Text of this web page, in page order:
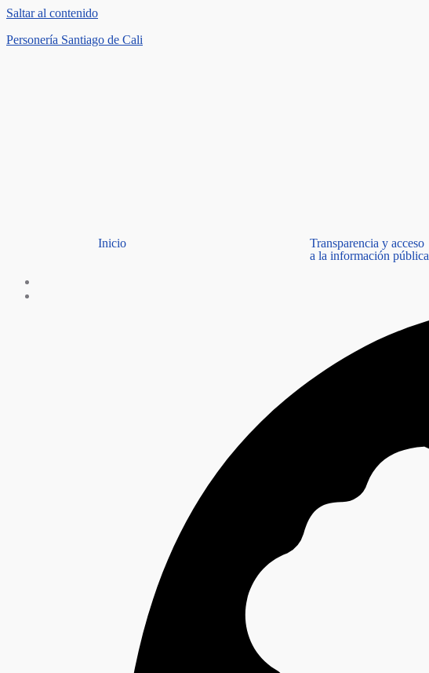
Saltar al contenido
Personería Santiago de Cali
Inicio
Transparencia y acceso
a la información pública